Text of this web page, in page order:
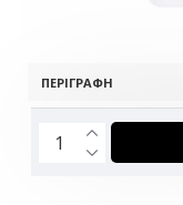
ΠΕΡΙΓΡΑΦΉ